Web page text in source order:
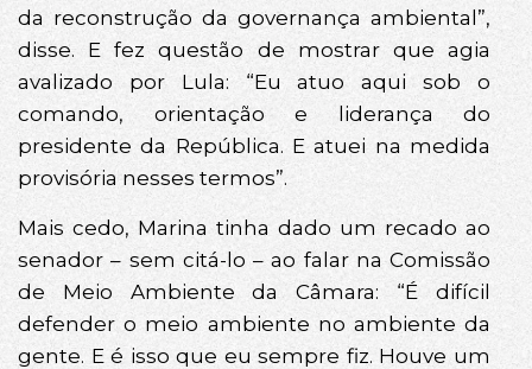
da reconstrução da governança ambiental”,
disse. E fez questão de mostrar que agia
avalizado por Lula: “Eu atuo aqui sob o
comando, orientação e liderança do
presidente da República. E atuei na medida
provisória nesses termos”.
Mais cedo, Marina tinha dado um recado ao
senador – sem citá-lo – ao falar na Comissão
de Meio Ambiente da Câmara: “É difícil
defender o meio ambiente no ambiente da
gente. E é isso que eu sempre fiz. Houve um